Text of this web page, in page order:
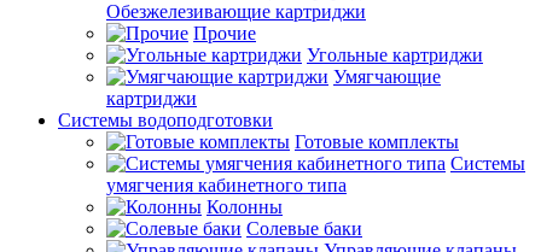
Обезжелезивающие картриджи
Прочие
Угольные картриджи
Умягчающие
картриджи
Системы водоподготовки
Готовые комплекты
Системы
умягчения кабинетного типа
Колонны
Солевые баки